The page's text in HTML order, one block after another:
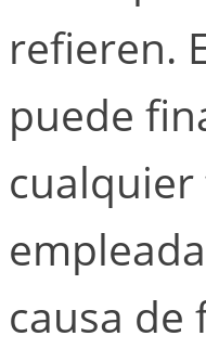
refieren.
puede
causa